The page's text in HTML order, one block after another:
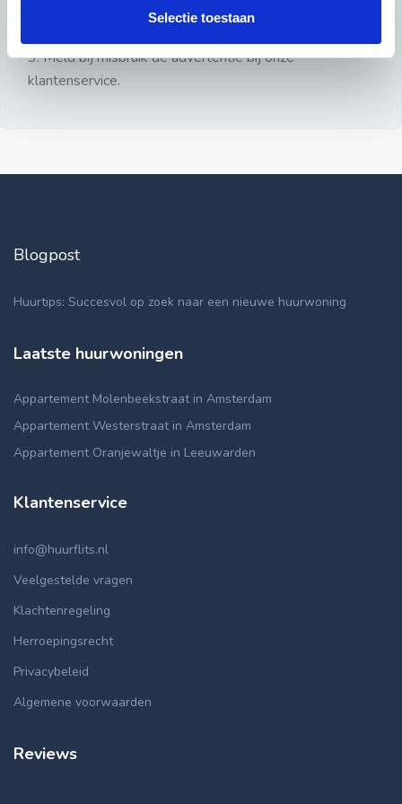
Selectie toestaan
3: Meld bij misbruik de advertentie bij onze
klantenservice.
Blogpost
Huurtips: Succesvol op zoek naar een nieuwe huurwoning
Laatste huurwoningen
Appartement Molenbeekstraat in Amsterdam
Appartement Westerstraat in Amsterdam
Appartement Oranjewaltje in Leeuwarden
Klantenservice
info@huurflits.nl
Veelgestelde vragen
Klachtenregeling
Herroepingsrecht
Privacybeleid
Algemene voorwaarden
Reviews